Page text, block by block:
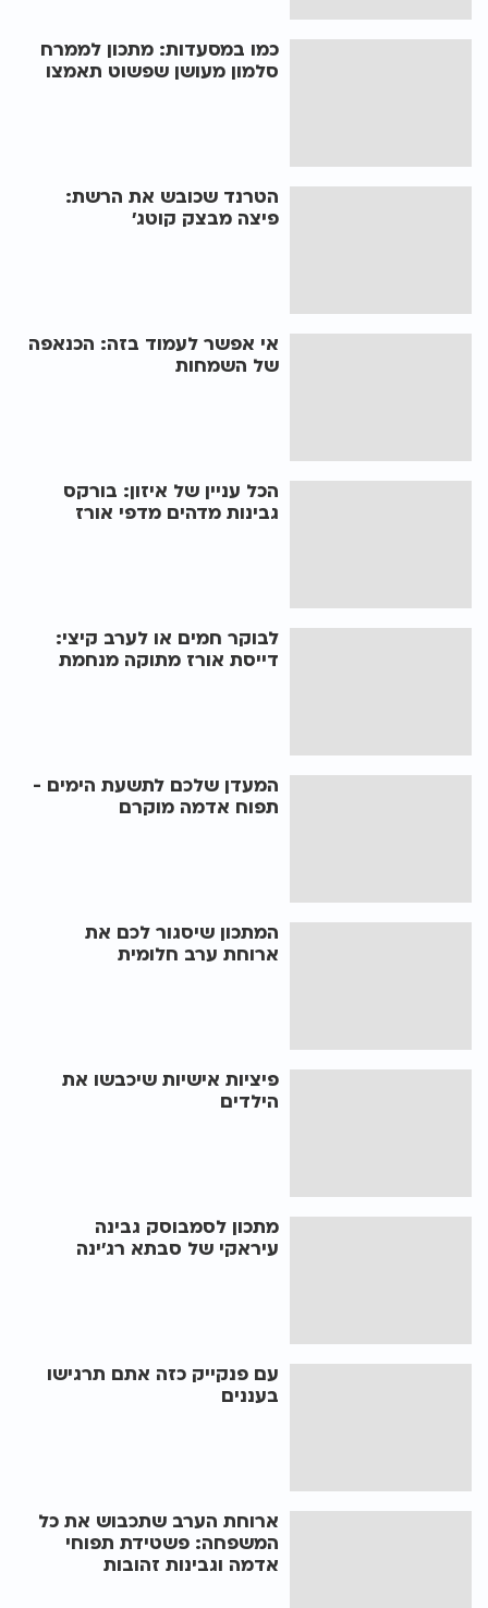
כמו במסעדות: מתכון לממרח
סלמון מעושן שפשוט תאמצו
הטרנד שכובש את הרשת:
פיצה מבצק קוטג'
אי אפשר לעמוד בזה: הכנאפה
של השמחות
הכל עניין של איזון: בורקס
גבינות מדהים מדפי אורז
לבוקר חמים או לערב קיצי:
דייסת אורז מתוקה מנחמת
המעדן שלכם לתשעת הימים -
תפוח אדמה מוקרם
המתכון שיסגור לכם את
ארוחת ערב חלומית
פיציות אישיות שיכבשו את
הילדים
מתכון לסמבוסק גבינה
עיראקי של סבתא רג'ינה
עם פנקייק כזה אתם תרגישו
בעננים
ארוחת הערב שתכבוש את כל
המשפחה: פשטידת תפוחי
אדמה וגבינות זהובות